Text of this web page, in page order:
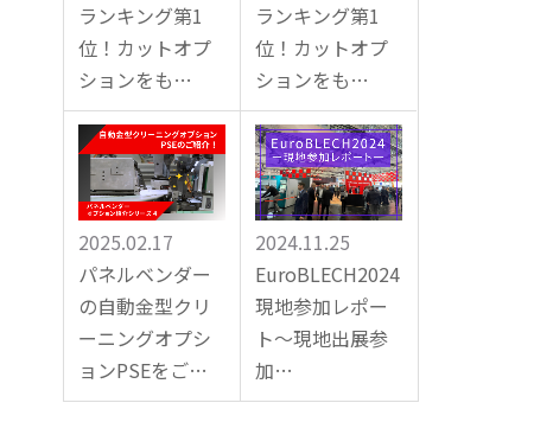
ランキング第1
位！カットオプ
ションをも…
ランキング第1
位！カットオプ
ションをも…
2025.02.17
パネルベンダー
の自動金型クリ
ーニングオプシ
ョンPSEをご…
2024.11.25
EuroBLECH2024
現地参加レポー
ト～現地出展参
加…